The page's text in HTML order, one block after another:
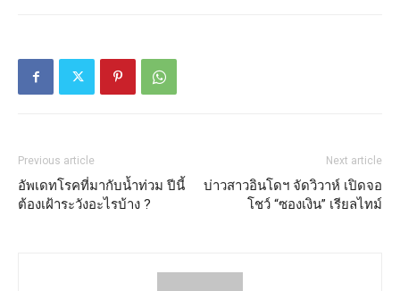
Previous article
อัพเดทโรคที่มากับน้ำท่วม ปีนี้
ต้องเฝ้าระวังอะไรบ้าง ?
Next article
บ่าวสาวอินโดฯ จัดวิวาห์ เปิดจอ
โชว์ “ซองเงิน” เรียลไทม์